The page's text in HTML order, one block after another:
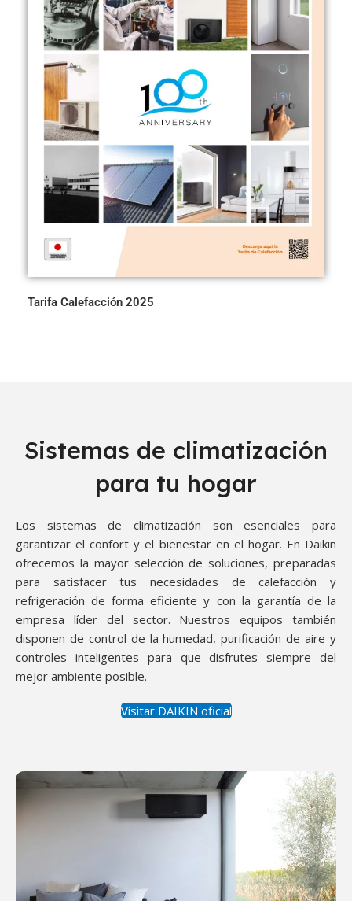
Tarifa Calefacción 2025
Sistemas de climatización
para tu hogar
Los sistemas de climatización son esenciales para
garantizar el confort y el bienestar en el hogar. En Daikin
ofrecemos la mayor selección de soluciones, preparadas
para satisfacer tus necesidades de calefacción y
refrigeración de forma eficiente y con la garantía de la
empresa líder del sector. Nuestros equipos también
disponen de control de la humedad, purificación de aire y
controles inteligentes para que disfrutes siempre del
mejor ambiente posible.
Visitar DAIKIN oficial